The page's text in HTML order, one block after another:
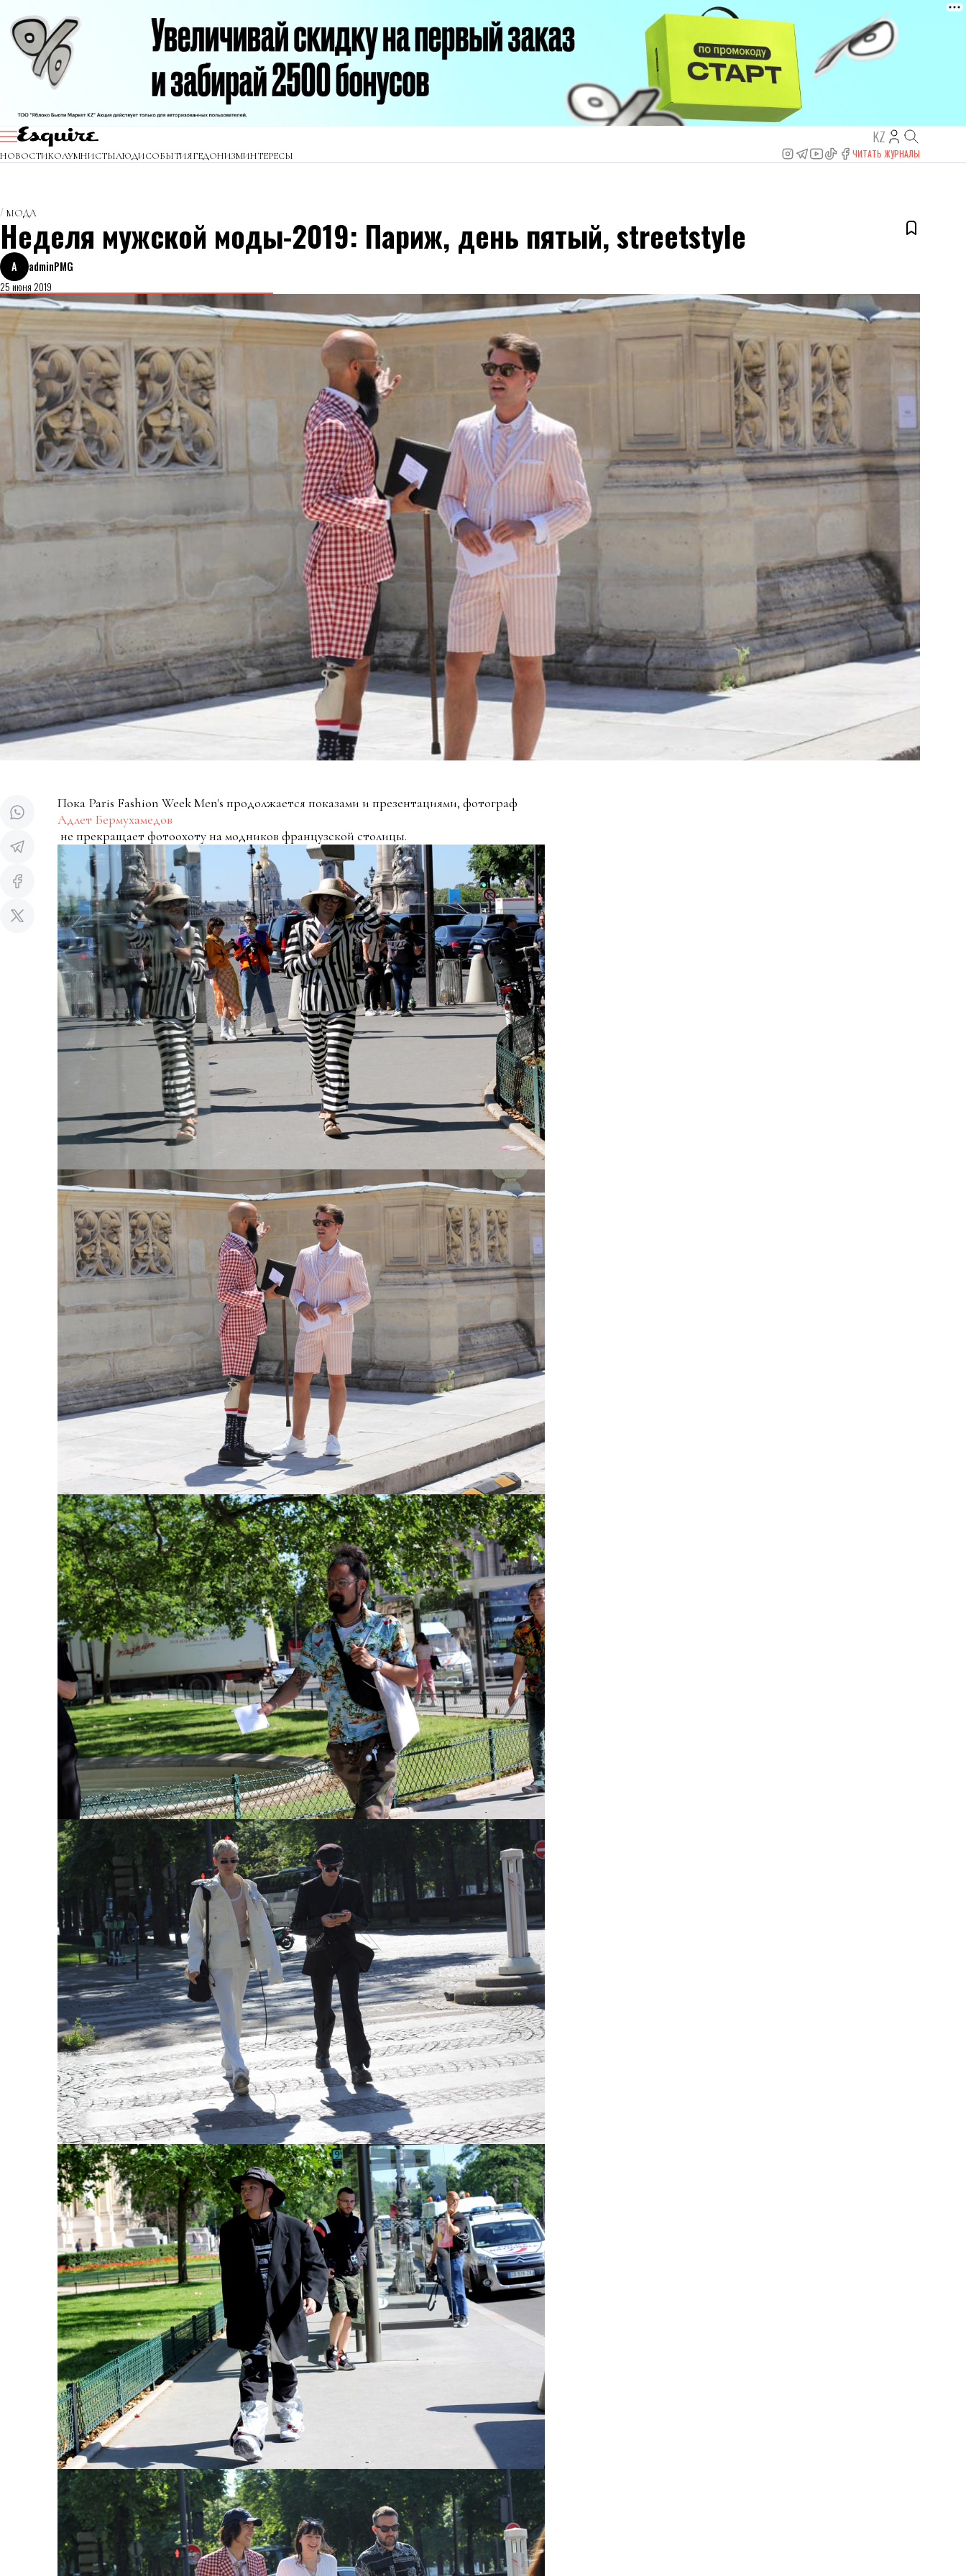
KZ
НОВОСТИКОЛУМНИСТЫЛЮДИСОБЫТИЯГЕДОНИЗМИНТЕРЕСЫ ЧИТАТЬ ЖУРНАЛЫ
МОДА
Неделя мужской моды-2019: Париж, день пятый, streetstyle
A
adminPMG
25 июня 2019
Пока Paris Fashion Week Men's продолжается показами и презентациями, фотограф
Адлет Бермухамедов
не прекращает фотоохоту на модников французской столицы.